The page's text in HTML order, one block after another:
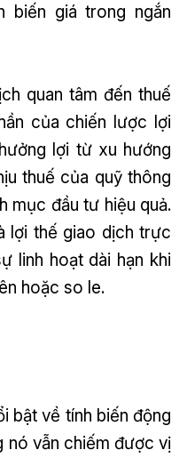
biến giá trong ngắn
quan tâm đến thuế
của chiến lược lợi
lợi từ xu hướng
thuế của quỹ thông
mục đầu tư hiệu quả.
lợi thế giao dịch trực
linh hoạt dài hạn khi
hoặc so le.
bật về tính biến động
nó vẫn chiếm được vị